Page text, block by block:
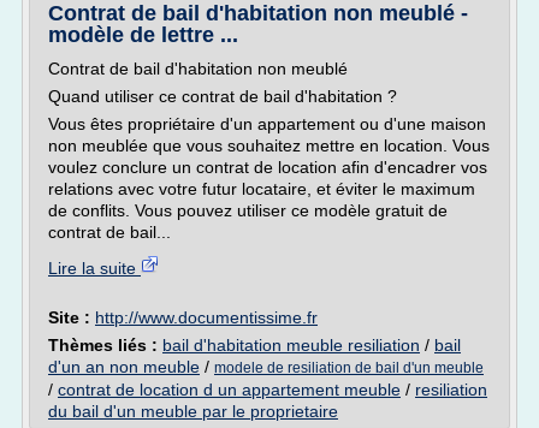
Contrat de bail d'habitation non meublé -
modèle de lettre ...
Contrat de bail d'habitation non meublé
Quand utiliser ce contrat de bail d'habitation ?
Vous êtes propriétaire d'un appartement ou d'une maison
non meublée que vous souhaitez mettre en location. Vous
voulez conclure un contrat de location afin d'encadrer vos
relations avec votre futur locataire, et éviter le maximum
de conflits. Vous pouvez utiliser ce modèle gratuit de
contrat de bail...
Lire la suite
Site : http://www.documentissime.fr
Thèmes liés : bail d'habitation meuble resiliation / bail
d'un an non meuble / modele de resiliation de bail d'un meuble
/ contrat de location d un appartement meuble / resiliation
du bail d'un meuble par le proprietaire